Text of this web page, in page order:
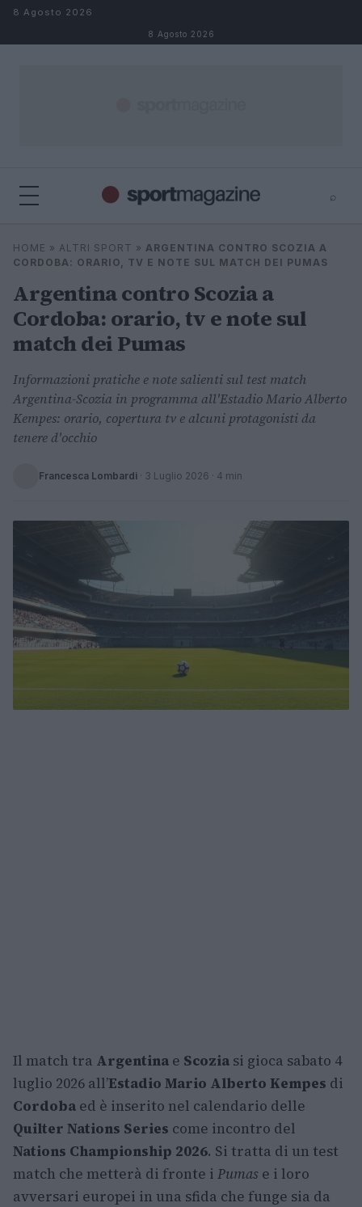
Salta al contenuto
8 Agosto 2026
8 Agosto 2026
⌕
Cerca
⌕
HOME » ALTRI SPORT » ARGENTINA CONTRO SCOZIA A
CORDOBA: ORARIO, TV E NOTE SUL MATCH DEI PUMAS
Argentina contro Scozia a
Cordoba: orario, tv e note sul
match dei Pumas
Informazioni pratiche e note salienti sul test match
Argentina-Scozia in programma all'Estadio Mario Alberto
Kempes: orario, copertura tv e alcuni protagonisti da
tenere d'occhio
Francesca Lombardi · 3 Luglio 2026 · 4 min
Il match tra Argentina e Scozia si gioca sabato 4
luglio 2026 all’Estadio Mario Alberto Kempes di
Cordoba ed è inserito nel calendario delle
Quilter Nations Series come incontro del
Nations Championship 2026. Si tratta di un test
match che metterà di fronte i Pumas e i loro
avversari europei in una sfida che funge sia da